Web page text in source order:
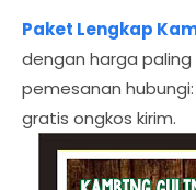
Paket Lengkap
dengan harga
pemesanan hubungi:
gratis ongkos kirim.